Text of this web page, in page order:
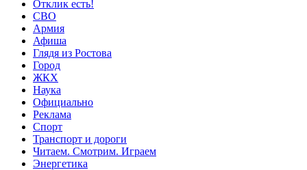
Отклик есть!
СВО
Армия
Афиша
Глядя из Ростова
Город
ЖКХ
Наука
Официально
Реклама
Спорт
Транспорт и дороги
Читаем. Смотрим. Играем
Энергетика